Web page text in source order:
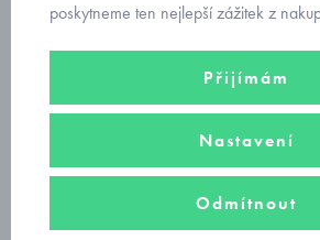
poskytneme ten nejlepší zážitek z
Přijímám
Nastavení
Odmítnout